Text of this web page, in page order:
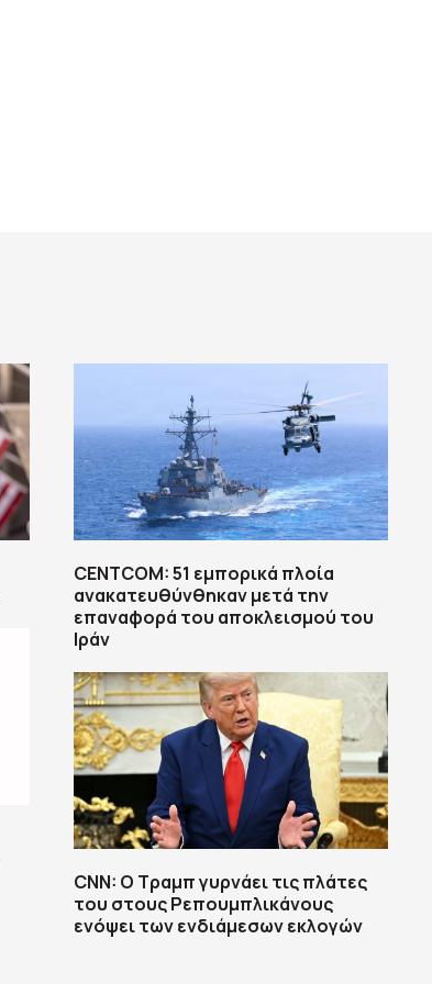
CENTCOM: 51 εμπορικά πλοία
ανακατευθύνθηκαν μετά την
επαναφορά του αποκλεισμού του
Ιράν
CNN: Ο Τραμπ γυρνάει τις πλάτες
του στους Ρεπουμπλικάνους
ενόψει των ενδιάμεσων εκλογών